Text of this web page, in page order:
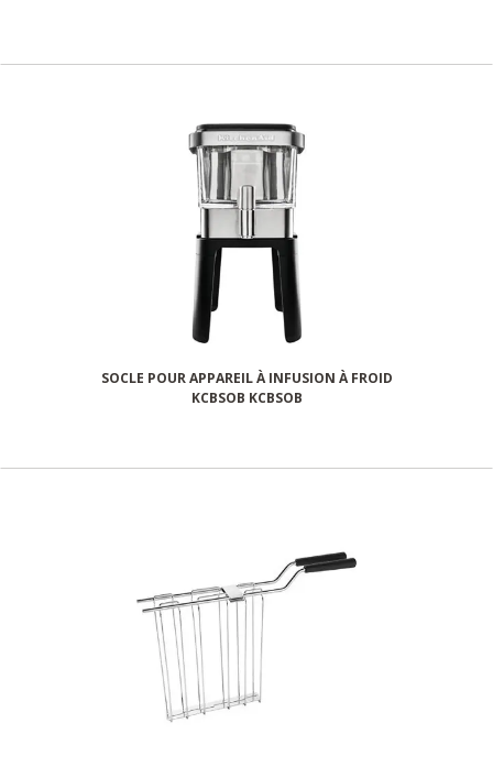
SOCLE POUR APPAREIL À INFUSION À FROID
KCBSOB KCBSOB